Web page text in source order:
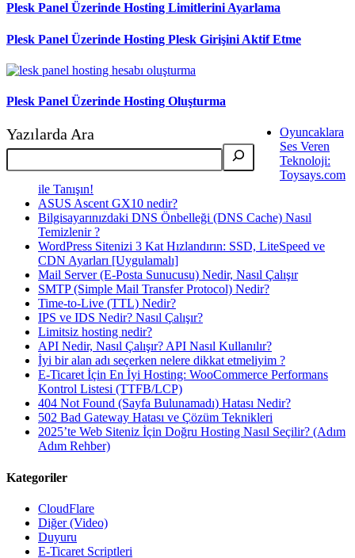
Plesk Panel Üzerinde Hosting Limitlerini Ayarlama
Plesk Panel Üzerinde Hosting Plesk Girişini Aktif Etme
Plesk Panel Üzerinde Hosting Oluşturma
Yazılarda Ara
Oyuncaklara
Ses Veren
Teknoloji:
Toysays.com
ile Tanışın!
ASUS Ascent GX10 nedir?
Bilgisayarınızdaki DNS Önbelleği (DNS Cache) Nasıl
Temizlenir ?
WordPress Sitenizi 3 Kat Hızlandırın: SSD, LiteSpeed ve
CDN Ayarları [Uygulamalı]
Mail Server (E-Posta Sunucusu) Nedir, Nasıl Çalışır
SMTP (Simple Mail Transfer Protocol) Nedir?
Time-to-Live (TTL) Nedir?
IPS ve IDS Nedir? Nasıl Çalışır?
Limitsiz hosting nedir?
API Nedir, Nasıl Çalışır? API Nasıl Kullanılır?
İyi bir alan adı seçerken nelere dikkat etmeliyim ?
E-Ticaret İçin En İyi Hosting: WooCommerce Performans
Kontrol Listesi (TTFB/LCP)
404 Not Found (Sayfa Bulunamadı) Hatası Nedir?
502 Bad Gateway Hatası ve Çözüm Teknikleri
2025’te Web Siteniz İçin Doğru Hosting Nasıl Seçilir? (Adım
Adım Rehber)
Kategoriler
CloudFlare
Diğer (Video)
Duyuru
E-Ticaret Scriptleri